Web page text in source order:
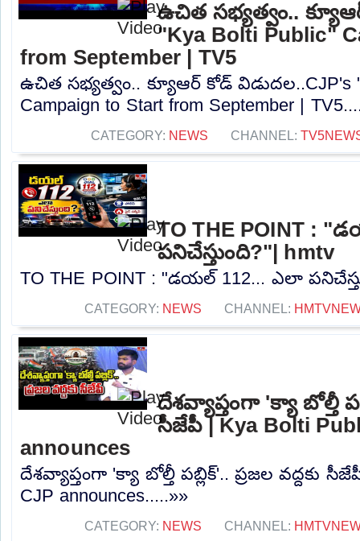
ఉచిత సభ్యత్వం..
"Kya Bolti Public"
from September | TV5
ఉచిత సభ్యత్వం.. క్యూఆర్ కోడ్ విడుదల..CJP's
Campaign to Start from September |
CATEGORY: NEWS CHANNEL:
TO THE POINT :
పనిచేస్తుంది?"| hmtv
TO THE POINT : "డయల్ 112... ఎలా
CATEGORY: NEWS CHANNEL:
దేశవ్యాప్తంగా 'క్యా బోల్తీ
సీజేపీ | Kya Bolti
announces
దేశవ్యాప్తంగా 'క్యా బోల్తీ పబ్లిక్'.. ప్రజల వద్దకు
CJP announces.....»»
CATEGORY: NEWS CHANNEL: